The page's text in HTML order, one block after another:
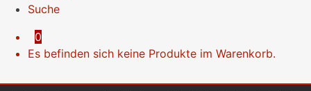
Suche
0
Es befinden sich keine Produkte im Warenkorb.